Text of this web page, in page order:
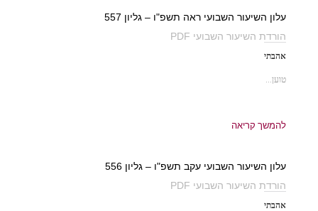
עלון השיעור השבועי ראה תשפ"ו – גליון 557
הורדת השיעור השבועי PDF
אהבתי
טוען...
להמשך קריאה
עלון השיעור השבועי עקב תשפ"ו – גליון 556
הורדת השיעור השבועי PDF
אהבתי